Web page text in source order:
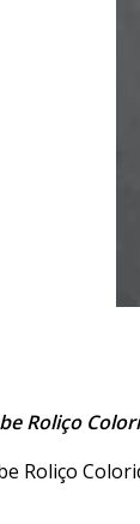
Roliço
Roliço